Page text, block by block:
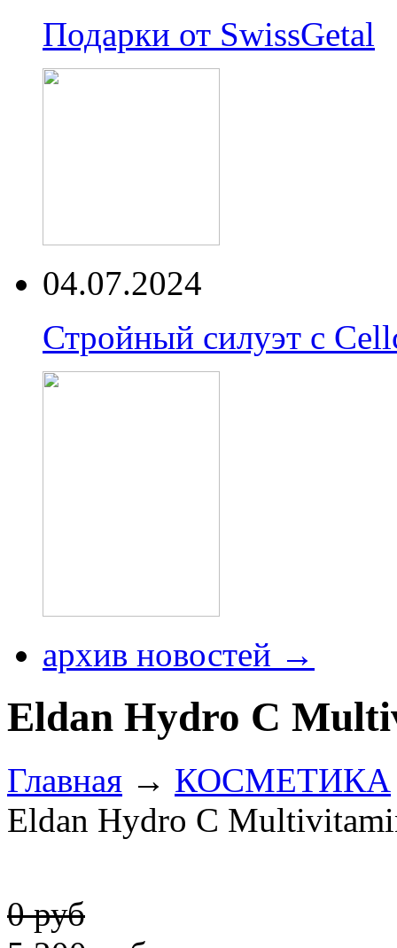
Подарки от SwissGetal
04.07.2024
Стройный силуэт с
архив новостей →
Eldan Hydro C
Главная → КОСМЕТИКА
Eldan Hydro C
0 руб